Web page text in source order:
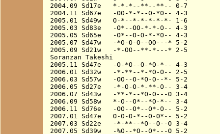
2004.09 Sd17e   *-*-*--**--**-- 0-7
2004.11 Sd67e   -OO-*-*--O-*O-- 4-3
2005.01 Sd49w   O-*--*-*-*-*-*- 1-6
2005.03 Sd83e   -O*--OO-*-*-O-- 4-3
2005.05 Sd65e   -O*--O-O-*-*O-- 4-3
2005.07 Sd47w   -*O-O-O--OO---* 5-2
2005.09 Sd21w   -*-OO--**-*---* 2-5
Soranzan Takeshi
2005.11 Sd47e   -O-*O--O-*O-*-- 4-3
2006.01 Sd32w   -*-**--*-*O-O-- 2-5
2006.03 Sd57w   -OO--O-*O-O--*- 5-2
2006.05 Sd27e   -*-O-O-*-**-O-- 3-4
2006.07 Sd43w   -**-*--*O-O---O 3-4
2006.09 Sd58w   *-O--O*--*O-*-- 3-4
2006.11 Sd76e   -OO--O*--O*-O-- 5-2
2007.01 Sd47e   O-O-O-*--O-O*-- 5-2
2007.03 Sd22e   -*-**--*O--O--O 3-4
2007.05 Sd39w   -%O--*O--O*---O 5-2